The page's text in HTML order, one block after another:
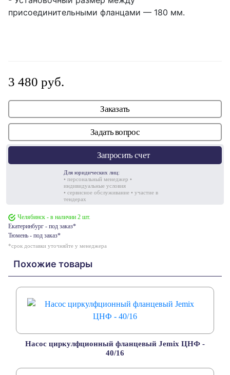
присоединительными фланцами — 180 мм.
3 480 руб.
Заказать
Задать вопрос
Запросить счет
Для юридических лиц:
• персональный менеджер •
индивидуальные условия
• сервисное обслуживание • участие в
тендерах
Челябинск - в наличии 2 шт.
Екатеринбург - под заказ*
Тюмень - под заказ*
*срок доставки уточняйте у менеджера
Похожие товары
Насос циркулфционный фланцевый Jemix ЦНФ -
40/16